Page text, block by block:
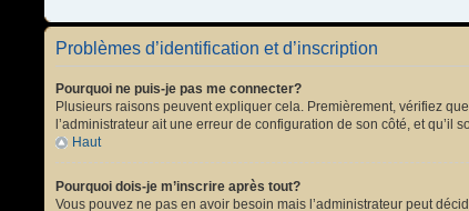
Problèmes d’identification et d’inscription
Pourquoi ne puis-je pas me connecter?
Plusieurs raisons peuvent expliquer cela. Premièrement, vérifiez
l’administrateur ait une erreur de configuration de son côté, et qu’il
Haut
Pourquoi dois-je m’inscrire après tout?
Vous pouvez ne pas en avoir besoin mais l’administrateur peut